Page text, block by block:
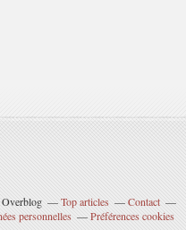
Top articles
Contact
personnelles Préférences cookies